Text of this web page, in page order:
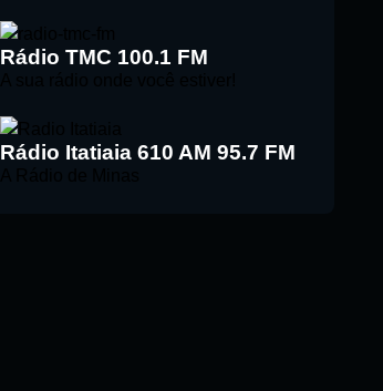
Rádio TMC 100.1 FM
Rádio Itatiaia 610 AM 95.7 FM